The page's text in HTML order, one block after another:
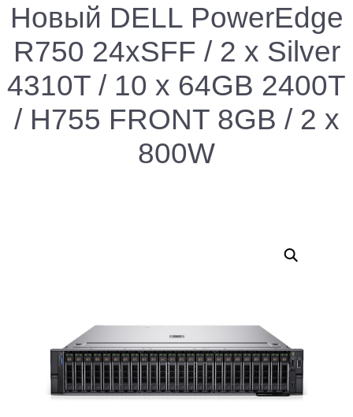
Новый DELL PowerEdge
R750 24xSFF / 2 x Silver
4310T / 10 x 64GB 2400T
/ H755 FRONT 8GB / 2 x
800W